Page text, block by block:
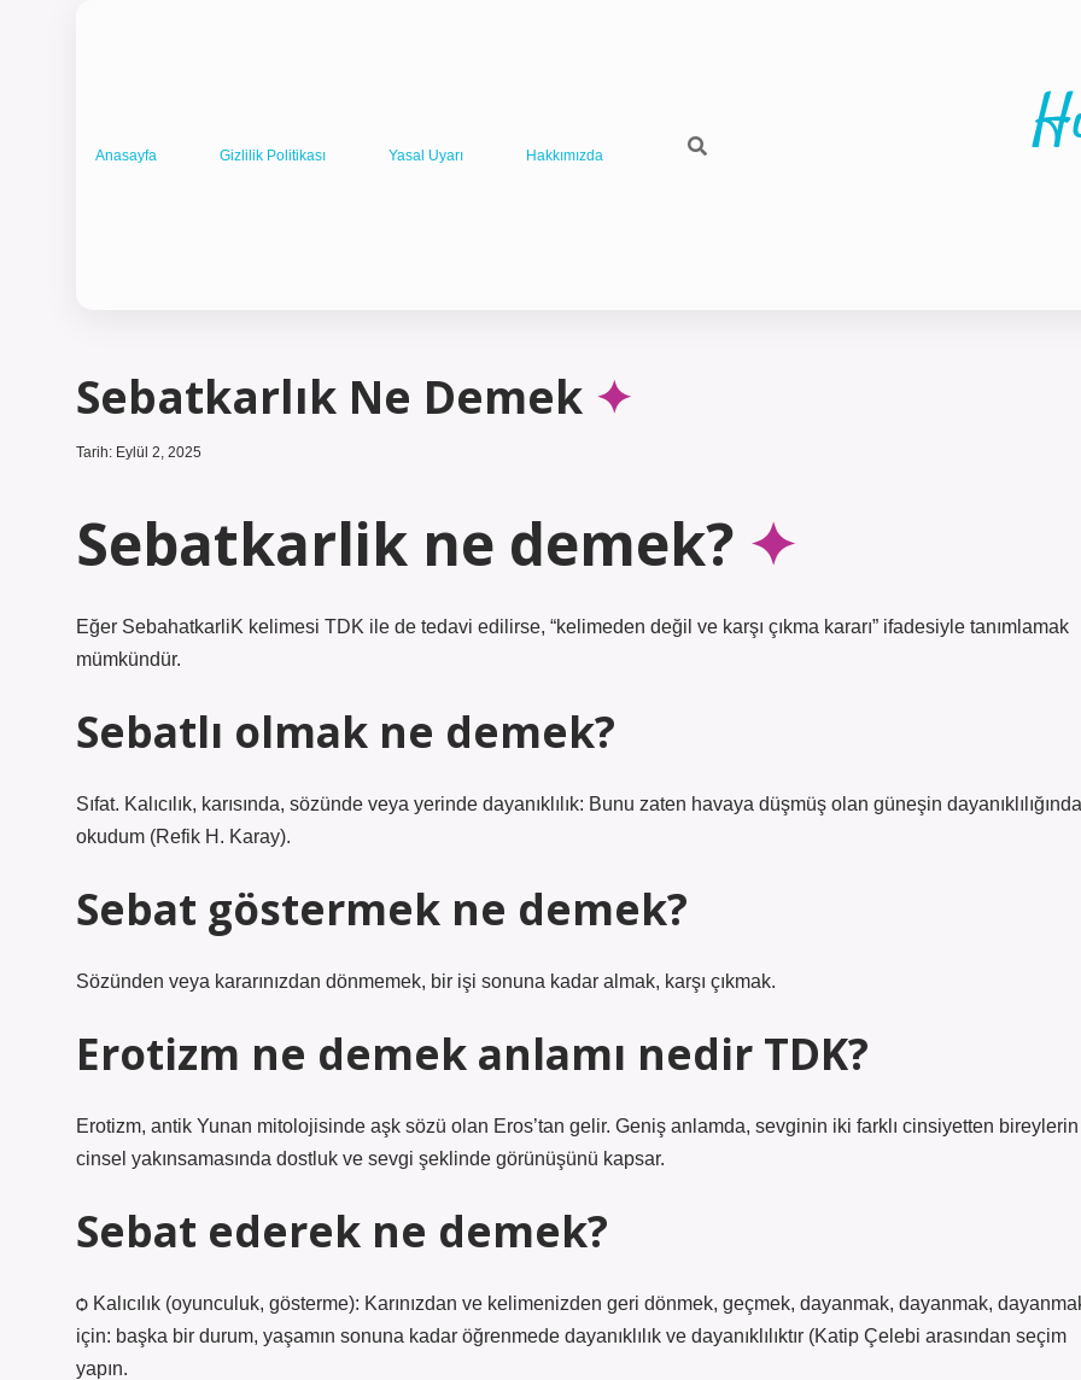
Anasayfa Gizlilik Politikası Yasal Uyarı Hakkımızda
Sebatkarlık Ne Demek
Tarih: Eylül 2, 2025
Sebatkarlik ne demek?
Eğer SebahatkarliK kelimesi TDK ile de tedavi edilirse, “kelimeden değil ve karşı çıkma kararı” ifadesiyle tanımlamak
mümkündür.
Sebatlı olmak ne demek?
Sıfat. Kalıcılık, karısında, sözünde veya yerinde dayanıklılık: Bunu zaten havaya düşmüş olan güneşin dayanıklılığında
okudum (Refik H. Karay).
Sebat göstermek ne demek?
Sözünden veya kararınızdan dönmemek, bir işi sonuna kadar almak, karşı çıkmak.
Erotizm ne demek anlamı nedir TDK?
Erotizm, antik Yunan mitolojisinde aşk sözü olan Eros’tan gelir. Geniş anlamda, sevginin iki farklı cinsiyetten bireylerin
cinsel yakınsamasında dostluk ve sevgi şeklinde görünüşünü kapsar.
Sebat ederek ne demek?
ѻ Kalıcılık (oyunculuk, gösterme): Karınızdan ve kelimenizden geri dönmek, geçmek, dayanmak, dayanmak,
için: başka bir durum, yaşamın sonuna kadar öğrenmede dayanıklılık ve dayanıklılıktır (Katip Çelebi arasından seçim
yapın.